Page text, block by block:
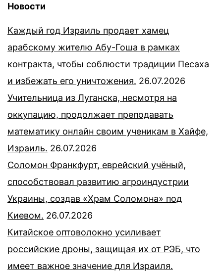
Новости
Каждый год Израиль продает хамец
арабскому жителю Абу-Гоша в рамках
контракта, чтобы соблюсти традиции Песаха
и избежать его уничтожения. 26.07.2026
Учительница из Луганска, несмотря на
оккупацию, продолжает преподавать
математику онлайн своим ученикам в Хайфе,
Израиль. 26.07.2026
Соломон Франкфурт, еврейский учёный,
способствовал развитию агроиндустрии
Украины, создав «Храм Соломона» под
Киевом. 26.07.2026
Китайское оптоволокно усиливает
российские дроны, защищая их от РЭБ, что
имеет важное значение для Израиля.